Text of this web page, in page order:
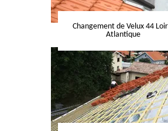
Changement de Velux 44
Atlantique